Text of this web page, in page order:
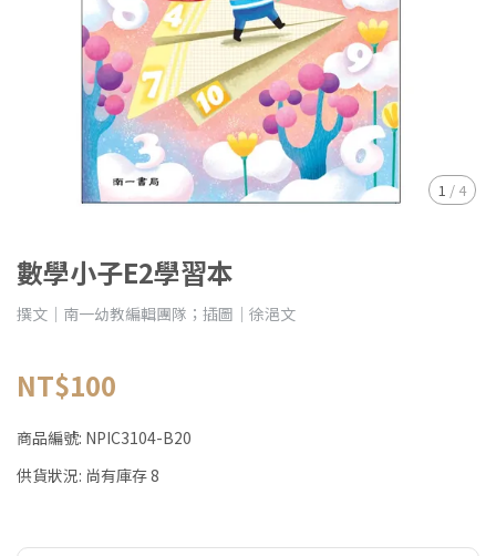
1 / 4
數學小子E2學習本
撰文｜南一幼教編輯團隊；插圖｜徐浥文
NT$100
商品編號: NPIC3104-B20
供貨狀況: 尚有庫存 8